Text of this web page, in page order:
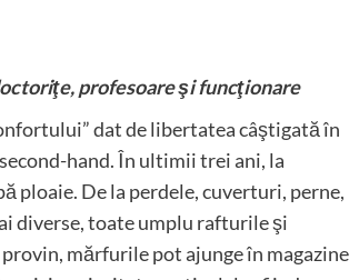
profesoare şi funcţionare
dat de libertatea câştigată în
hand. În ultimii trei ani, la
ploaie. De la perdele, cuverturi, perne,
diverse, toate umplu rafturile şi
mărfurile pot ajunge în magazine